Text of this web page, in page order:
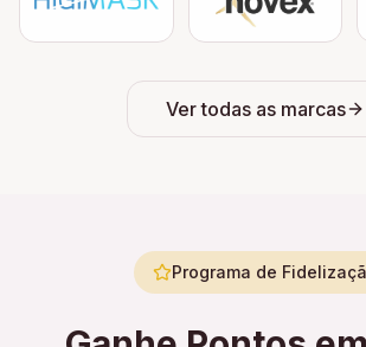
Ver todas as marcas
Programa de